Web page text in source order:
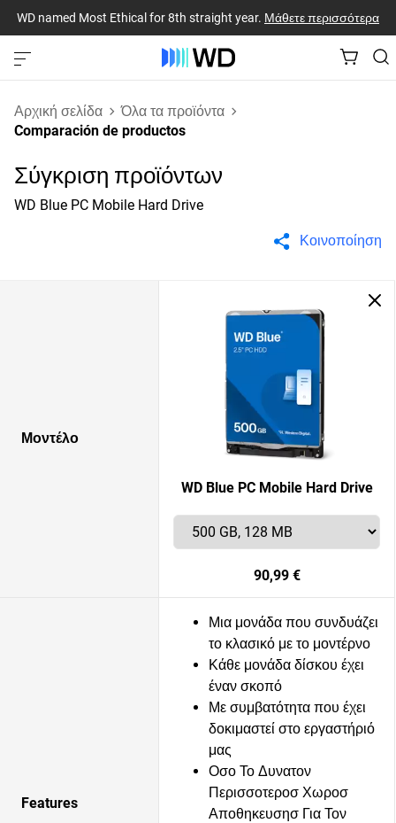
WD named Most Ethical for 8th straight year. Μάθετε περισσότερα
Αρχική σελίδα
Όλα τα προϊόντα
Comparación de productos
Σύγκριση προϊόντων
WD Blue PC Mobile Hard Drive
Κοινοποίηση
Μοντέλο
WD Blue PC Mobile Hard Drive
90,99 €
Features
Μια μονάδα που συνδυάζει
το κλασικό με το μοντέρνο
Κάθε μονάδα δίσκου έχει
έναν σκοπό
Με συμβατότητα που έχει
δοκιμαστεί στο εργαστήριό
μας
Οσο Το Δυνατον
Περισσοτεροσ Χωροσ
Αποθηκευσησ Για Τον